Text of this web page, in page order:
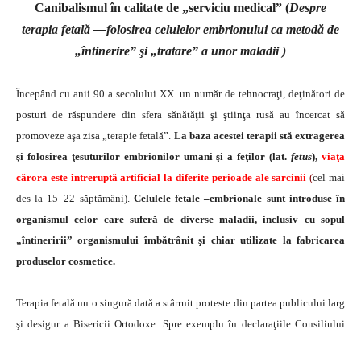
Canibalismul în calitate de „serviciu medical” (Despre
terapia fetală —folosirea celulelorembrionului ca metodă de
„întinerire” şi „tratare” a unor maladii)
Începând cu anii 90 a secolului XX un număr de tehnocraţi, deţinători de
posturi de răspundere din sfera sănătăţii şi ştiinţa rusă au încercat să
promoveze aşa zisa „terapie fetală”. La baza acestei terapii stă extragerea
şi folosirea ţesuturilor embrionilor umani şi a feţilor (lat.fetus),viaţa
cărora este întreruptă artificial la diferite perioade ale sarcinii(cel mai
des la 15–22 săptămâni). Celulele fetale –embrionale sunt introduse în
organismul celor care suferă de diverse maladii, inclusiv cu sopul
„întineririi” organismului îmbătrânit şi chiar utilizate la fabricarea
produselor cosmetice.
Terapia fetală nu o singură dată a stârrnit proteste din partea publicului larg
şi desigur a Bisericii Ortodoxe. Spre exemplu în declaraţiile Consiliului